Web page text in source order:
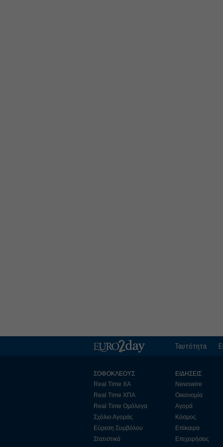
Ταυτότητα
ΣΟΦΟΚΛΕΟΥΣ
Real Time ΧΑ
Real Time ΧΠΑ
Real Time Ομόλογα
Σχόλιο Αγοράς
Εύρεση Συμβόλου
Στατιστικά
ΕΙΔΗΣΕΙΣ
Newswire
Οικονομία
Αγορά
Κόσμος
Επίκαιρα
Επιχειρήσεις